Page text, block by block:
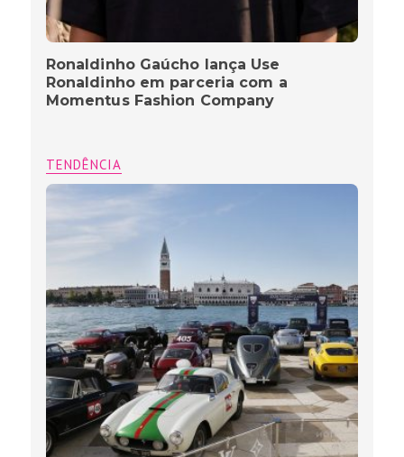
Ronaldinho Gaúcho lança Use
Ronaldinho em parceria com a
Momentus Fashion Company
TENDÊNCIA